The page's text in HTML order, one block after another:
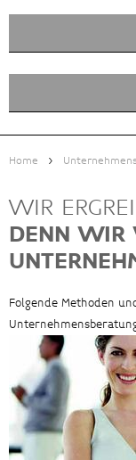
Home >
WIR
DENN WIR
Folgende Methoden